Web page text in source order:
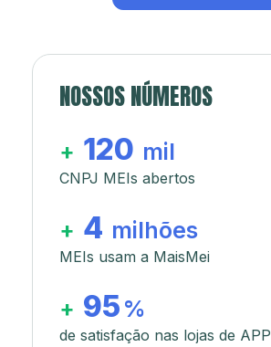
NOSSOS NÚMEROS
+ 120 mil
CNPJ MEIs abertos
+ 4 milhões
MEIs usam a MaisMei
+ 95 %
de satisfação nas lojas de APP